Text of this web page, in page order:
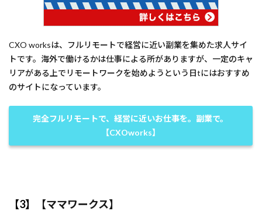
CXO worksは、フルリモートで経営に近い副業を集めた求人サイ
トです。海外で働けるかは仕事による所がありますが、一定のキャ
リアがある上でリモートワークを始めようという日tにはおすすめ
のサイトになっています。
完全フルリモートで、経営に近いお仕事を。副業で。
【CXOworks】
【3】 【ママワークス】